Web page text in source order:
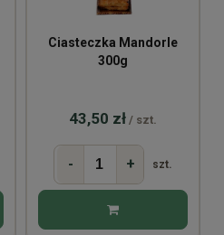
Ciasteczka Mandorle
300g
43,50 zł / szt.
- + szt.